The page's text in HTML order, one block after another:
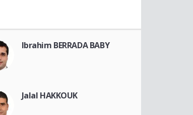
Ibrahim BERRADA BABY
Jalal HAKKOUK